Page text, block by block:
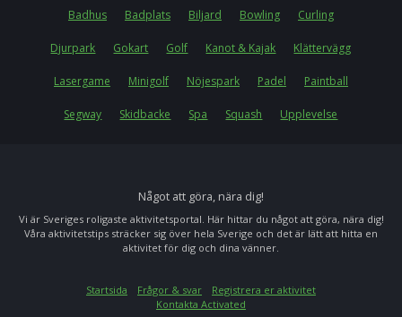
Badhus Badplats Biljard Bowling Curling
Djurpark Gokart Golf Kanot & Kajak Klättervägg
Lasergame Minigolf Nöjespark Padel Paintball
Segway Skidbacke Spa Squash Upplevelse
Något att göra, nära dig!
Vi är Sveriges roligaste aktivitetsportal. Här hittar du något att göra, nära dig!
Våra aktivitetstips sträcker sig över hela Sverige och det är lätt att hitta en
aktivitet för dig och dina vänner.
Startsida Frågor & svar
Registrera er aktivitet
Kontakta Activated